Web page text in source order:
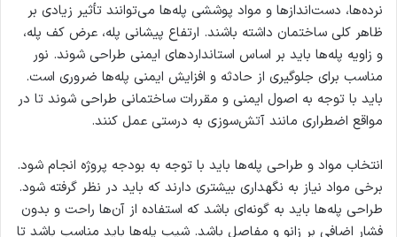
نرده‌ها، دست‌اندازها و مواد پوششی پله‌ها می‌توانند تأثیر زیادی بر
ظاهر کلی ساختمان داشته باشند. ارتفاع پیشانی پله، عرض کف پله،
و زاویه پله‌ها باید بر اساس استانداردهای ایمنی طراحی شوند. نور
مناسب برای جلوگیری از حادثه و افزایش ایمنی پله‌ها ضروری است.
باید با توجه به اصول ایمنی و مقررات ساختمانی طراحی شوند تا در
مواقع اضطراری مانند آتش‌سوزی به درستی عمل کنند.
انتخاب مواد و طراحی پله‌ها باید با توجه به بودجه پروژه انجام شود.
برخی مواد نیاز به نگهداری بیشتری دارند که باید در نظر گرفته شود.
طراحی پله‌ها باید به گونه‌ای باشد که استفاده از آن‌ها راحت و بدون
فشار اضافی بر زانو و مفاصل باشد. شیب پله‌ها باید مناسب باشد تا